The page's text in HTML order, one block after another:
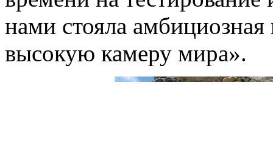
нами стояла
высокую камеру мира».